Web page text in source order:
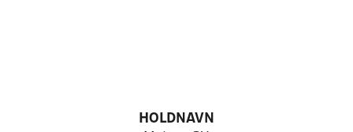
HOLDNAVN